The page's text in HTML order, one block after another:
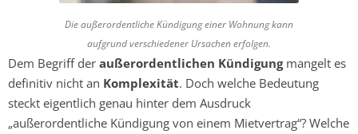
Die außerordentliche Kündigung einer Wohnung kann
aufgrund verschiedener Ursachen erfolgen.
Dem Begriff der außerordentlichen Kündigungmangelt es
definitiv nicht an Komplexität. Doch welche Bedeutung
steckt eigentlich genau hinter dem Ausdruck
„außerordentliche Kündigung von einem Mietvertrag“? Welche